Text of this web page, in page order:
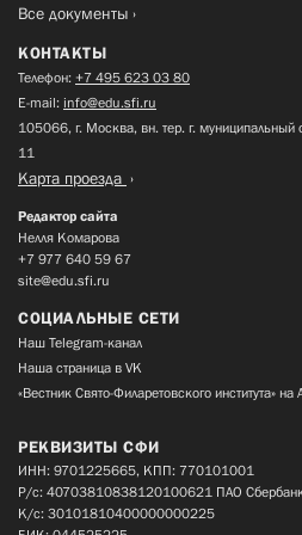
Все документы
КОНТАКТЫ
Телефон: +7 495 623 03 80
E-mail: info@edu.sfi.ru
105066, г. Москва, вн. тер. г.
11
Карта проезда
Редактор сайта
Нелля Комарова
+7 977 640 59 67
site@edu.sfi.ru
СОЦИАЛЬНЫЕ СЕТИ
Наш Telegram-канал
Наша страница в VK
«Вестник Свято-Филаретовского института» на
РЕКВИЗИТЫ СФИ
ИНН: 9701225665, КПП: 770101001
Р/с: 40703810838120100621 ПАО
К/с: 30101810400000000225